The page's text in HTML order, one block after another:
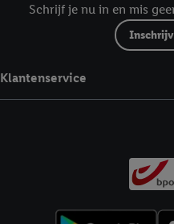
Schrijf je nu in en mis
Klantenservice